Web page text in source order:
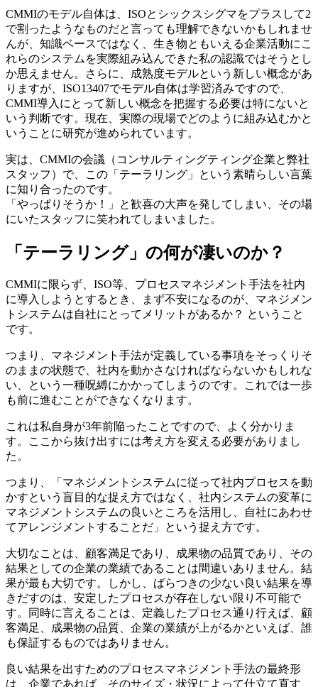
CMMIのモデル自体は、ISOとシックスシグマをプラスして2
で割ったようなものだと言っても理解できないかもしれませ
んが、知識ベースではなく、生き物ともいえる企業活動にこ
れらのシステムを実際組み込んできた私の認識ではそうとし
か思えません。さらに、成熟度モデルという新しい概念があ
りますが、ISO13407でモデル自体は学習済みですので、
CMMI導入にとって新しい概念を把握する必要は特にないと
いう判断です。現在、実際の現場でどのように組み込むかと
いうことに研究が進められています。
実は、CMMIの会議（コンサルティングティング企業と弊社
スタッフ）で、この「テーラリング」という素晴らしい言葉
に知り合ったのです。
「やっぱりそうか！」と歓喜の大声を発してしまい、その場
にいたスタッフに笑われてしまいました。
「テーラリング」の何が凄いのか？
CMMIに限らず、ISO等、プロセスマネジメント手法を社内
に導入しようとするとき、まず不安になるのが、マネジメン
トシステムは自社にとってメリットがあるか？ ということ
です。
つまり、マネジメント手法が定義している事項をそっくりそ
のままの状態で、社内を動かさなければならないかもしれな
い、という一種呪縛にかかってしまうのです。これでは一歩
も前に進むことができなくなります。
これは私自身が3年前陥ったことですので、よく分かりま
す。ここから抜け出すには考え方を変える必要がありまし
た。
つまり、「マネジメントシステムに従って社内プロセスを動
かすという盲目的な捉え方ではなく、社内システムの変革に
マネジメントシステムの良いところを活用し、自社にあわせ
てアレンジメントすることだ」という捉え方です。
大切なことは、顧客満足であり、成果物の品質であり、その
結果としての企業の業績であることは間違いありません。結
果が最も大切です。しかし、ばらつきの少ない良い結果を導
きだすのは、安定したプロセスが存在しない限り不可能で
す。同時に言えることは、定義したプロセス通り行えば、顧
客満足、成果物の品質、企業の業績が上がるかといえば、誰
も保証するものではありません。
良い結果を出すためのプロセスマネジメント手法の最終形
は、企業であれば、そのサイズ・状況によって仕立て直す